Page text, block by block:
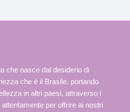
che nasce dal desiderio di
che è il Brasile, portando
in altri paesi, attraverso i
per offrire ai nostri